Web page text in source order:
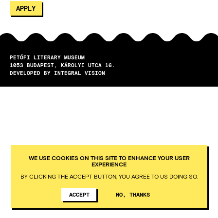
PETŐFI LITERARY MUSEUM
1053
BUDAPEST
KÁROLYI UTCA 16.
DEVELOPED BY INTEGRAL VISION
WE USE COOKIES ON THIS SITE TO ENHANCE YOUR USER
EXPERIENCE
BY CLICKING THE ACCEPT BUTTON, YOU AGREE TO US DOING SO.
ACCEPT NO, THANKS